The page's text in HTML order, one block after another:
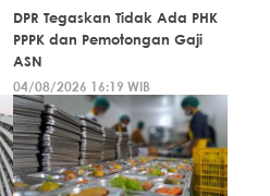
DPR Tegaskan Tidak Ada PHK
PPPK dan Pemotongan Gaji
ASN
04/08/2026 16:19 WIB